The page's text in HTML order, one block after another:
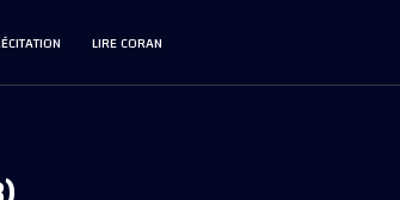
LIRE CORAN